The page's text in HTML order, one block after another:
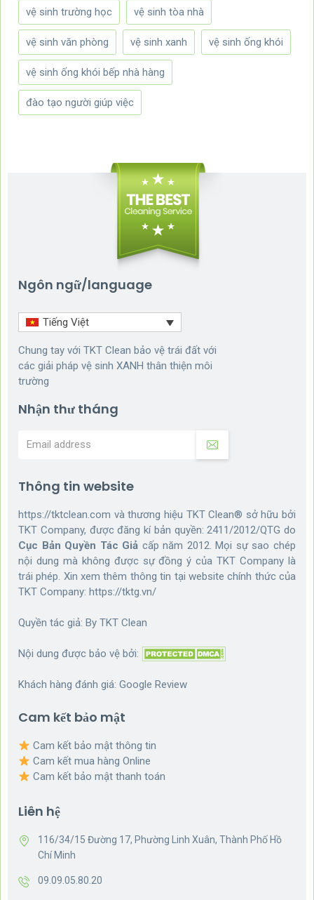
vệ sinh trường học vệ sinh tòa nhà
vệ sinh văn phòng vệ sinh xanh vệ sinh ống khói
vệ sinh ống khói bếp nhà hàng
đào tạo người giúp việc
Ngôn ngữ/language
Tiếng Việt
Chung tay với TKT Clean bảo vệ trái đất với
các giải pháp vệ sinh XANH thân thiện môi
trường
Nhận thư tháng
Thông tin website
https://tktclean.com và thương hiệu TKT Clean® sở hữu bởi
TKT Company, được đăng kí bản quyền: 2411/2012/QTG do
Cục Bản Quyền Tác Giả cấp năm 2012. Mọi sự sao chép
nội dung mà không được sự đồng ý của TKT Company là
trái phép. Xin xem thêm thông tin tại website chính thức của
TKT Company: https://tktg.vn/
Quyền tác giả: By TKT Clean
Nội dung được bảo vệ bởi:
Khách hàng đánh giá: Google Review
Cam kết bảo mật
Cam kết bảo mật thông tin
Cam kết mua hàng Online
Cam kết bảo mật thanh toán
Liên hệ
116/34/15 Đường 17, Phường Linh Xuân, Thành Phố Hồ
Chí Minh
09.09.05.80.20